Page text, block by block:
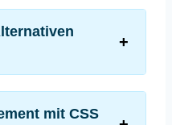
mit CSS